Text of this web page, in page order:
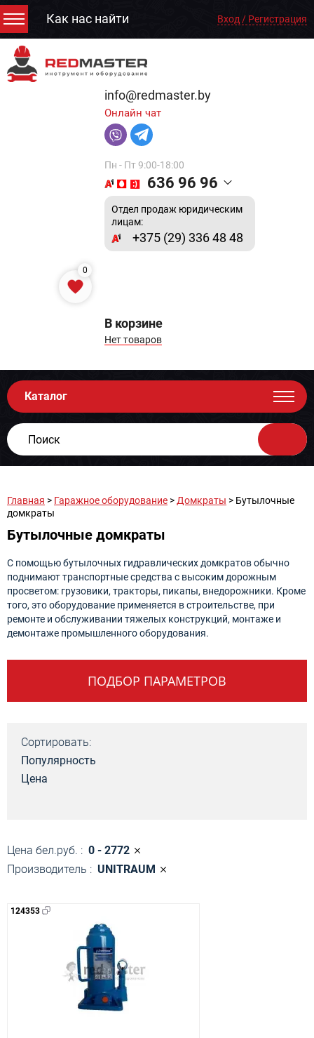
Как нас найти Вход / Регистрация
info@redmaster.by
Онлайн чат
Пн - Пт 9:00-18:00
636 96 96
Отдел продаж юридическим
лицам:
+375 (29) 336 48 48
0
В корзине
Нет товаров
Каталог
Главная > Гаражное оборудование > Домкраты > Бутылочные
домкраты
Бутылочные домкраты
С помощью бутылочных гидравлических домкратов обычно
поднимают транспортные средства с высоким дорожным
просветом: грузовики, тракторы, пикапы, внедорожники. Кроме
того, это оборудование применяется в строительстве, при
ремонте и обслуживании тяжелых конструкций, монтаже и
демонтаже промышленного оборудования.
ПОДБОР ПАРАМЕТРОВ
Сортировать:
Популярность
Цена
Цена бел.руб. : 0 - 2772
Производитель : UNITRAUM
124353